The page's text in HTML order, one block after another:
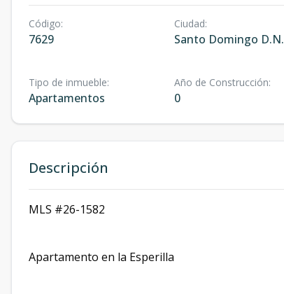
Código:
7629
Ciudad:
Santo Domingo D.N.
Tipo de inmueble:
Apartamentos
Año de Construcción:
0
Descripción
MLS #26-1582
Apartamento en la Esperilla